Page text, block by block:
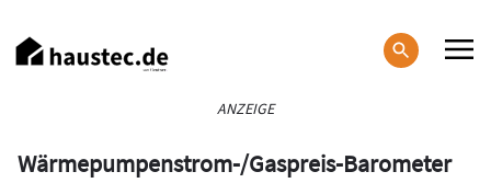
zum
Inhalt
ANZEIGE
Wärmepumpen­strom-/Gas­preis­-Baro­meter